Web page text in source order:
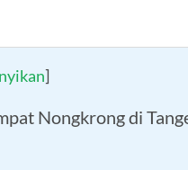
]
Nongkrong di